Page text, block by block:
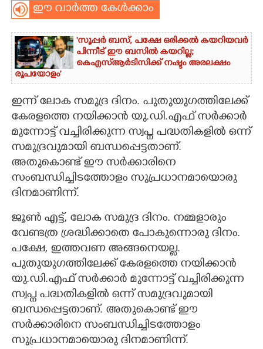
CARTOONS
LITERATURE
ZOOM
CONTACT US
ഈ വാർത്ത കേൾക്കാം
'സൂപ്പർ ബസ്, പക്ഷേ ഒരിക്കൽ കയറിയവർ
പിന്നീട് ഈ ബസിൽ കയറില്ല;
കെഎസ്ആർടിസിക്ക് നഷ്ടം അരലക്ഷം
രൂപയോളം'
ഇന്ന് ലോക സമുദ്ര ദിനം. പുതുയുഗത്തിലേക്ക്
കേരളത്തെ നയിക്കാൻ യു.ഡി.എഫ് സർക്കാർ
മുന്നോട്ട് വച്ചിരിക്കുന്ന സ്വപ്ന പദ്ധതികളിൽ ഒന്ന്
സമുദ്രവുമായി ബന്ധപ്പെട്ടതാണ്.
അതുകൊണ്ട് ഈ സർക്കാരിനെ
സംബന്ധിച്ചിടത്തോളം സുപ്രധാനമായൊരു
ദിനമാണിന്ന്.
ജൂൺ എട്ട്, ലോക സമുദ്ര ദിനം. നമ്മളാരും
വേണ്ടത്ര ശ്രദ്ധിക്കാതെ പോകുന്നൊരു ദിനം.
പക്ഷേ, ഇത്തവണ അങ്ങനെയല്ല.
പുതുയുഗത്തിലേക്ക് കേരളത്തെ നയിക്കാൻ
യു.ഡി.എഫ് സർക്കാർ മുന്നോട്ട് വച്ചിരിക്കുന്ന
സ്വപ്ന പദ്ധതികളിൽ ഒന്ന് സമുദ്രവുമായി
ബന്ധപ്പെട്ടതാണ്. അതുകൊണ്ട് ഈ
സർക്കാരിനെ സംബന്ധിച്ചിടത്തോളം
സുപ്രധാനമായൊരു ദിനമാണിന്ന്.